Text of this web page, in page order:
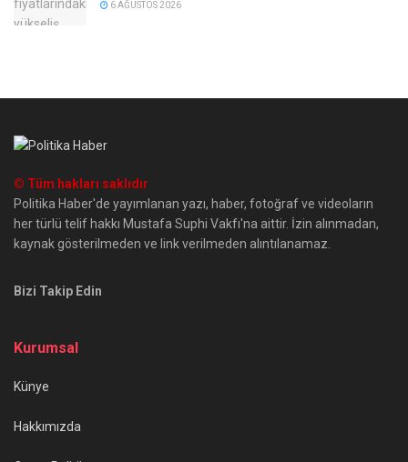
6 AĞUSTOS 2026
© Tüm hakları saklıdır
Politika Haber'de yayımlanan yazı, haber, fotoğraf ve videoların
her türlü telif hakkı Mustafa Suphi Vakfı'na aittir. İzin alınmadan,
kaynak gösterilmeden ve link verilmeden alıntılanamaz.
Bizi Takip Edin
Kurumsal
Künye
Hakkımızda